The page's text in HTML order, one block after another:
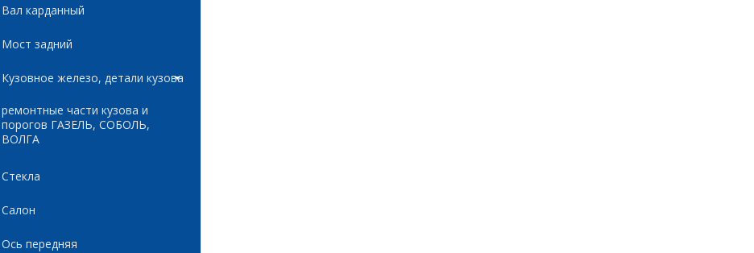
Вал карданный
Мост задний
Кузовное железо, детали кузова
ремонтные части кузова и
порогов ГАЗЕЛЬ, СОБОЛЬ,
ВОЛГА
Стекла
Салон
Ось передняя